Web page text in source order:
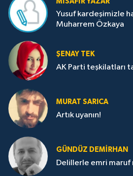
Yusuf kardeşimizle
Muharrem Özkaya
ŞENAY TEK
AK Parti teşkilatları
MURAT SARICA
Artık uyanın!
GÜNDÜZ DEMIRHAN
Delillerle emri maruf